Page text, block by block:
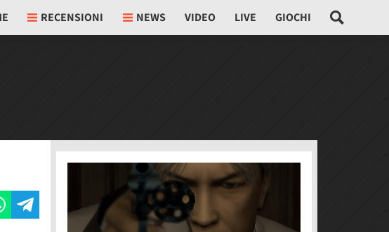
RECENSIONI NEWS VIDEO LIVE GIOCHI